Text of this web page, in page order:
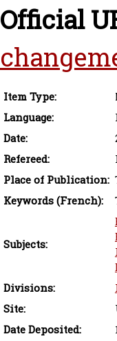
Official
Item Type:
Language:
Date:
Refereed:
Place of Publication:
Keywords (French):
Subjects:
Divisions:
Site:
Date Deposited: